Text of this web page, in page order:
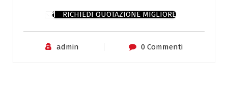
RICHIEDI QUOTAZIONE MIGLIORE
admin 0 Commenti